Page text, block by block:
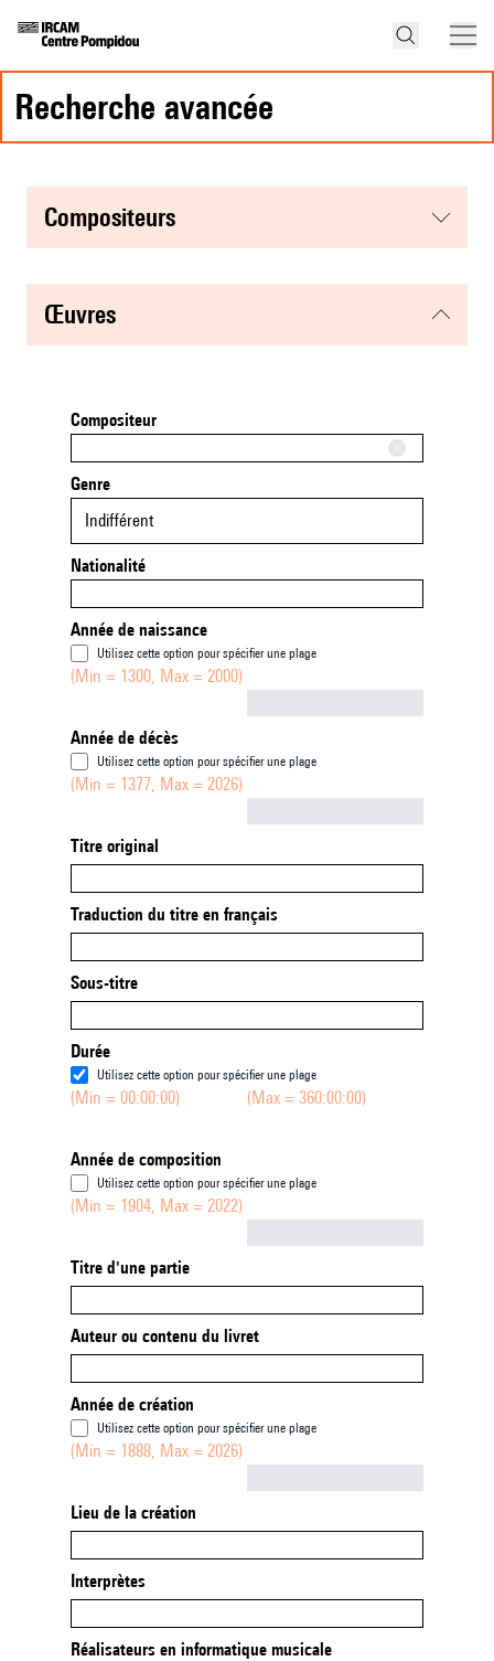
recherche avancée
compositeurs
œuvres
Compositeur
Genre
Indifférent
Nationalité
Année de naissance
Utilisez cette option pour spécifier une plage
(Min = 1300, Max = 2000)
Année de décès
Utilisez cette option pour spécifier une plage
(Min = 1377, Max = 2026)
Titre original
Traduction du titre en français
Sous-titre
Durée
Utilisez cette option pour spécifier une plage
(Min = 00:00:00) (Max = 360:00:00)
Année de composition
Utilisez cette option pour spécifier une plage
(Min = 1904, Max = 2022)
Titre d'une partie
Auteur ou contenu du livret
Année de création
Utilisez cette option pour spécifier une plage
(Min = 1888, Max = 2026)
Lieu de la création
Interprètes
Réalisateurs en informatique musicale